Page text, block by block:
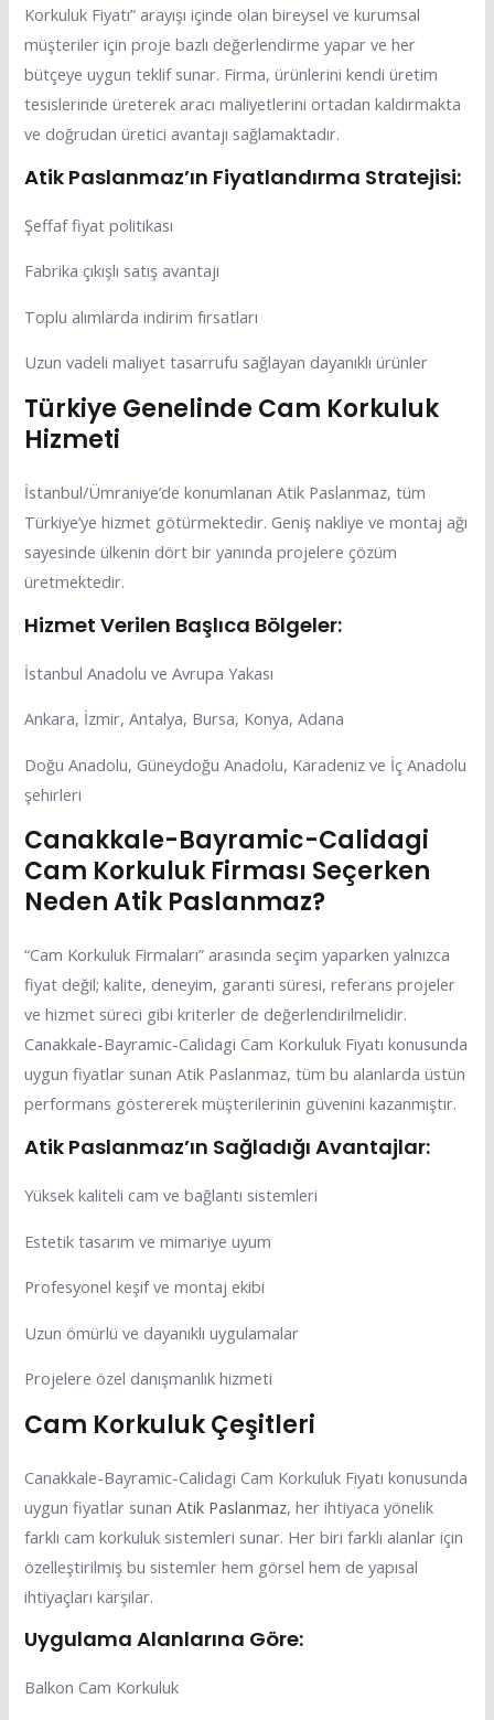
Korkuluk Fiyatı” arayışı içinde olan bireysel ve kurumsal
müşteriler için proje bazlı değerlendirme yapar ve her
bütçeye uygun teklif sunar. Firma, ürünlerini kendi üretim
tesislerinde üreterek aracı maliyetlerini ortadan kaldırmakta
ve doğrudan üretici avantajı sağlamaktadır.
Atik Paslanmaz’ın Fiyatlandırma Stratejisi:
Şeffaf fiyat politikası
Fabrika çıkışlı satış avantajı
Toplu alımlarda indirim fırsatları
Uzun vadeli maliyet tasarrufu sağlayan dayanıklı ürünler
Türkiye Genelinde Cam Korkuluk
Hizmeti
İstanbul/Ümraniye’de konumlanan Atik Paslanmaz, tüm
Türkiye’ye hizmet götürmektedir. Geniş nakliye ve montaj ağı
sayesinde ülkenin dört bir yanında projelere çözüm
üretmektedir.
Hizmet Verilen Başlıca Bölgeler:
İstanbul Anadolu ve Avrupa Yakası
Ankara, İzmir, Antalya, Bursa, Konya, Adana
Doğu Anadolu, Güneydoğu Anadolu, Karadeniz ve İç Anadolu
şehirleri
Canakkale-Bayramic-Calidagi
Cam Korkuluk Firması Seçerken
Neden Atik Paslanmaz?
“Cam Korkuluk Firmaları” arasında seçim yaparken yalnızca
fiyat değil; kalite, deneyim, garanti süresi, referans projeler
ve hizmet süreci gibi kriterler de değerlendirilmelidir.
Canakkale-Bayramic-Calidagi Cam Korkuluk Fiyatı konusunda
uygun fiyatlar sunan Atik Paslanmaz, tüm bu alanlarda üstün
performans göstererek müşterilerinin güvenini kazanmıştır.
Atik Paslanmaz’ın Sağladığı Avantajlar:
Yüksek kaliteli cam ve bağlantı sistemleri
Estetik tasarım ve mimariye uyum
Profesyonel keşif ve montaj ekibi
Uzun ömürlü ve dayanıklı uygulamalar
Projelere özel danışmanlık hizmeti
Cam Korkuluk Çeşitleri
Canakkale-Bayramic-Calidagi Cam Korkuluk Fiyatı konusunda
uygun fiyatlar sunan Atik Paslanmaz, her ihtiyaca yönelik
farklı cam korkuluk sistemleri sunar. Her biri farklı alanlar için
özelleştirilmiş bu sistemler hem görsel hem de yapısal
ihtiyaçları karşılar.
Uygulama Alanlarına Göre:
Balkon Cam Korkuluk